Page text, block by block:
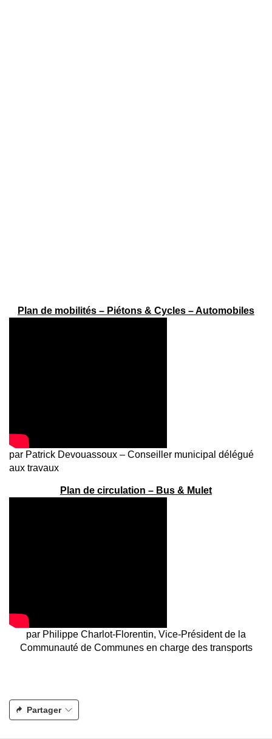
Plan de mobilités – Piétons & Cycles – Automobiles
par Patrick Devouassoux – Conseiller municipal délégué
aux travaux
Plan de circulation – Bus & Mulet
par Philippe Charlot-Florentin, Vice-Président de la
Communauté de Communes en charge des transports
Partager